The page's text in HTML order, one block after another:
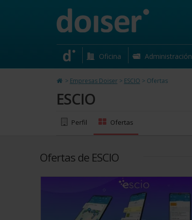
ESCIO
Carrer Puig d'en Rigau, 4 Girona
Oficina Administración
> Empresas Doiser> ESCIO > Ofertas
ESCIO
Perfil Ofertas
Ofertas de ESCIO